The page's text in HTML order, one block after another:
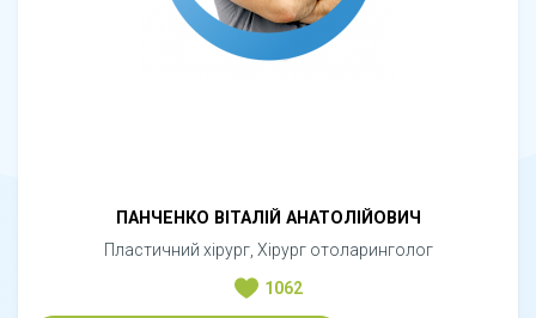
ПАНЧЕНКО ВІТАЛІЙ АНАТОЛІЙОВИЧ
Пластичний хірург, Хірург отоларинголог
1062